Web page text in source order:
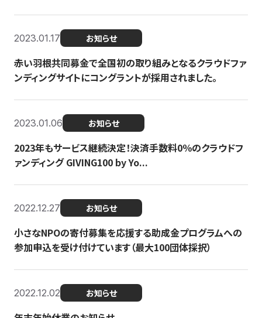
2023.01.17 お知らせ
赤い羽根共同募金で全国初の取り組みとなるクラウドファ
ンディングサイトにコングラントが採用されました。
2023.01.06 お知らせ
2023年もサービス継続決定！決済手数料0％のクラウドフ
ァンディング GIVING100 by Yo...
2022.12.27 お知らせ
小さなNPOの寄付募集を応援する助成金プログラムへの
参加申込を受け付けています（最大100団体採択）
2022.12.02 お知らせ